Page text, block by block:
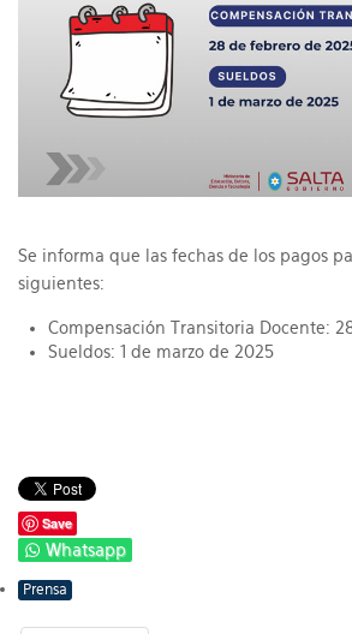
Se informa que las fechas de los pagos
siguientes:
Compensación Transitoria Docente:
Sueldos: 1 de marzo de 2025
Save
Whatsapp
Prensa